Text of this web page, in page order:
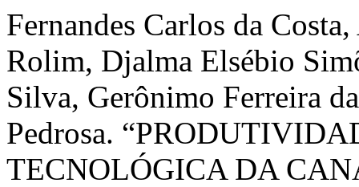
Fernandes Carlos da
Rolim, Djalma Elsébio
Silva, Gerônimo Ferreira
Pedrosa.
TECNOLÓGICA DA